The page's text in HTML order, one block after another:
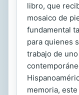
libro, que
mosaico de
fundamental
para quienes
trabajo de
memoria,